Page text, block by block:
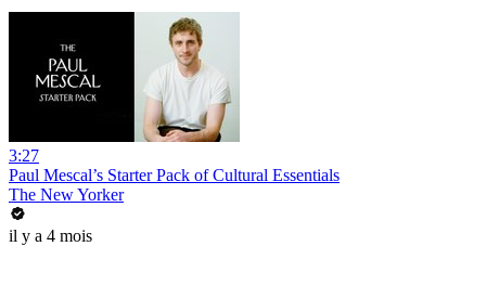
3:27
Paul Mescal’s Starter Pack of Cultural Essentials
The New Yorker
il y a 4 mois